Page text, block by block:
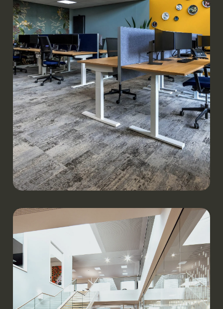
Werken.
Keukenbouwersplus | Langenboom